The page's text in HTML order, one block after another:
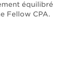
équilibré
Fellow CPA.